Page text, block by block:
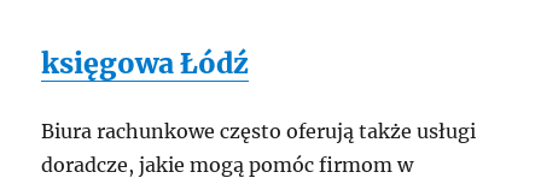
księgowa Łódź
Biura rachunkowe często oferują także usługi
doradcze, jakie mogą pomóc firmom w